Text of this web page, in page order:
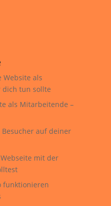
Website als
dich tun sollte
als Mitarbeitende –
auf deiner
mit der
funktionieren